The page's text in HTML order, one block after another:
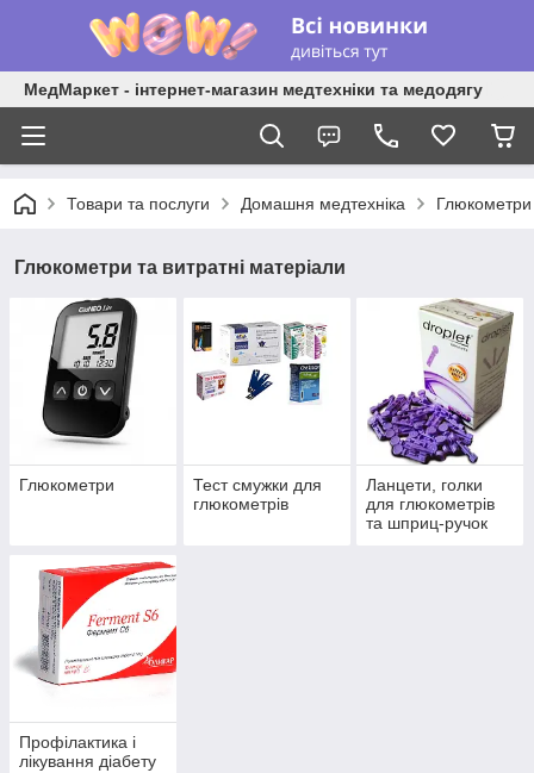
МедМаркет - інтернет-магазин медтехніки та медодягу
Товари та послуги Домашня медтехніка Глюкометри
Глюкометри та витратні матеріали
Глюкометри
Тест смужки для
глюкометрів
Ланцети, голки
для глюкометрів
та шприц-ручок
Профілактика і
лікування діабету